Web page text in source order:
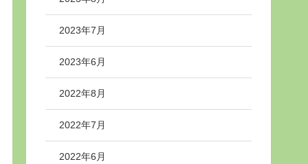
2023年7月
2023年6月
2022年8月
2022年7月
2022年6月